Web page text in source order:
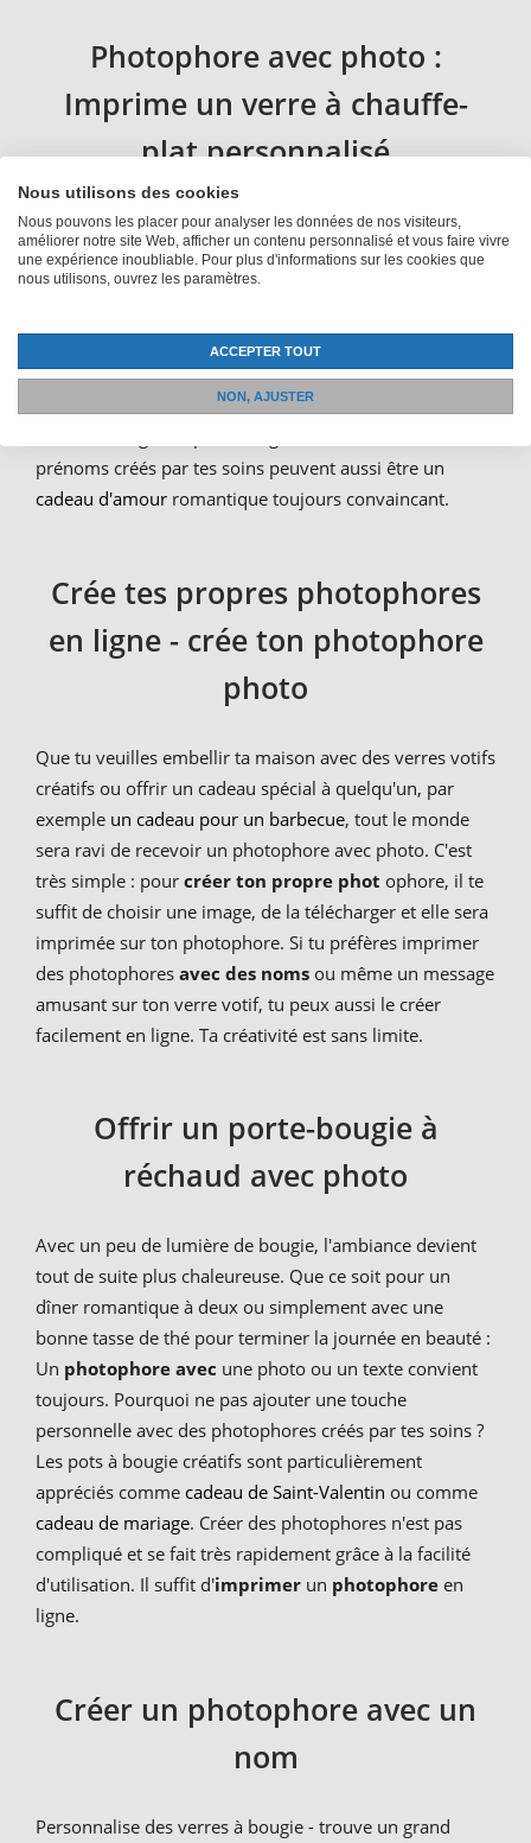
Photophore avec photo :
Imprime un verre à chauffe-
plat personnalisé
Les verres à bougie à chauffe-plat normaux sont trop
ennuyeux pour toi et tu cherches quelque chose qui
exprime ta créativité ? Essaie donc de créer toi-même
est créative et a fière allure dans n'importe quelle
pièce. Bien sûr, tu peux aussi faire un cadeau en
imprimant un photophore avec un nom ou une photo.
prénoms créés par tes soins peuvent aussi être un
cadeau d'amour romantique toujours convaincant.
Crée tes propres photophores
en ligne - crée ton photophore
photo
Que tu veuilles embellir ta maison avec des verres votifs
créatifs ou offrir un cadeau spécial à quelqu'un, par
exemple un cadeau pour un barbecue, tout le monde
sera ravi de recevoir un photophore avec photo. C'est
très simple : pour créer ton propre phot ophore, il te
suffit de choisir une image, de la télécharger et elle sera
imprimée sur ton photophore. Si tu préfères imprimer
des photophores avec des noms ou même un message
amusant sur ton verre votif, tu peux aussi le créer
facilement en ligne. Ta créativité est sans limite.
Offrir un porte-bougie à
réchaud avec photo
Avec un peu de lumière de bougie, l'ambiance devient
tout de suite plus chaleureuse. Que ce soit pour un
dîner romantique à deux ou simplement avec une
bonne tasse de thé pour terminer la journée en beauté :
Un photophore avec une photo ou un texte convient
toujours. Pourquoi ne pas ajouter une touche
personnelle avec des photophores créés par tes soins ?
Les pots à bougie créatifs sont particulièrement
appréciés comme cadeau de Saint-Valentin ou comme
cadeau de mariage. Créer des photophores n'est pas
compliqué et se fait très rapidement grâce à la facilité
d'utilisation. Il suffit d'imprimer un photophore en
ligne.
Créer un photophore avec un
nom
Personnalise des verres à bougie - trouve un grand
Nous utilisons des cookies
Nous pouvons les placer pour analyser les données de nos visiteurs,
améliorer notre site Web, afficher un contenu personnalisé et vous faire vivre
une expérience inoubliable. Pour plus d'informations sur les cookies que
nous utilisons, ouvrez les paramètres.
ACCEPTER TOUT
NON, AJUSTER